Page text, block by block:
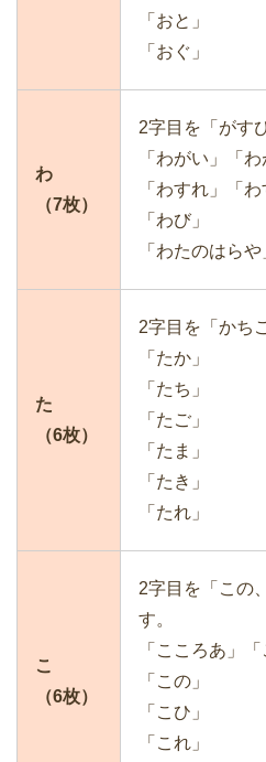
「おと」
「おぐ」
わ
（7枚）
2字目を「がす
「わがい」「わ
「わすれ」「わ
「わび」
「わたのはら
た
（6枚）
2字目を「かち
「たか」
「たち」
「たご」
「たま」
「たき」
「たれ」
こ
（6枚）
2字目を「この
す。
「こころあ」「
「この」
「こひ」
「これ」